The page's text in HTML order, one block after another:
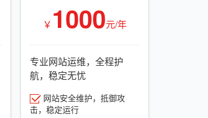
￥ 1000元/年
专业网站运维，全程护
航，稳定无忧
网站安全维护，抵御攻
击，稳定运行